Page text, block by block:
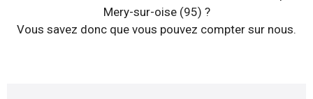
Mery-sur-oise (95) ?
Vous savez donc que vous pouvez compter sur nous.